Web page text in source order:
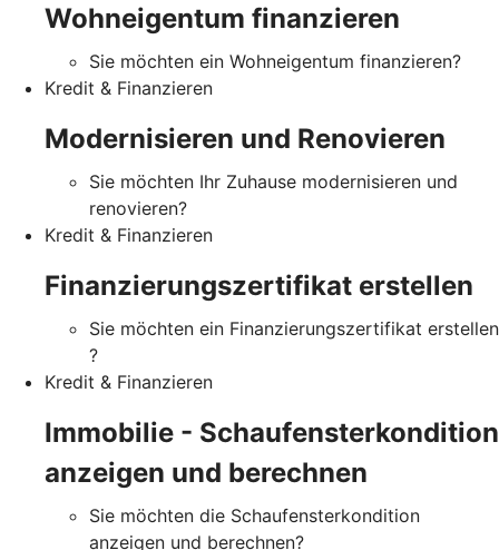
Wohneigentum finanzieren
Sie möchten ein Wohneigentum finanzieren?
Kredit & Finanzieren
Modernisieren und Renovieren
Sie möchten Ihr Zuhause modernisieren und
renovieren?
Kredit & Finanzieren
Finanzierungszertifikat erstellen
Sie möchten ein Finanzierungszertifikat erstellen
?
Kredit & Finanzieren
Immobilie - Schaufensterkondition
anzeigen und berechnen
Sie möchten die Schaufensterkondition
anzeigen und berechnen?